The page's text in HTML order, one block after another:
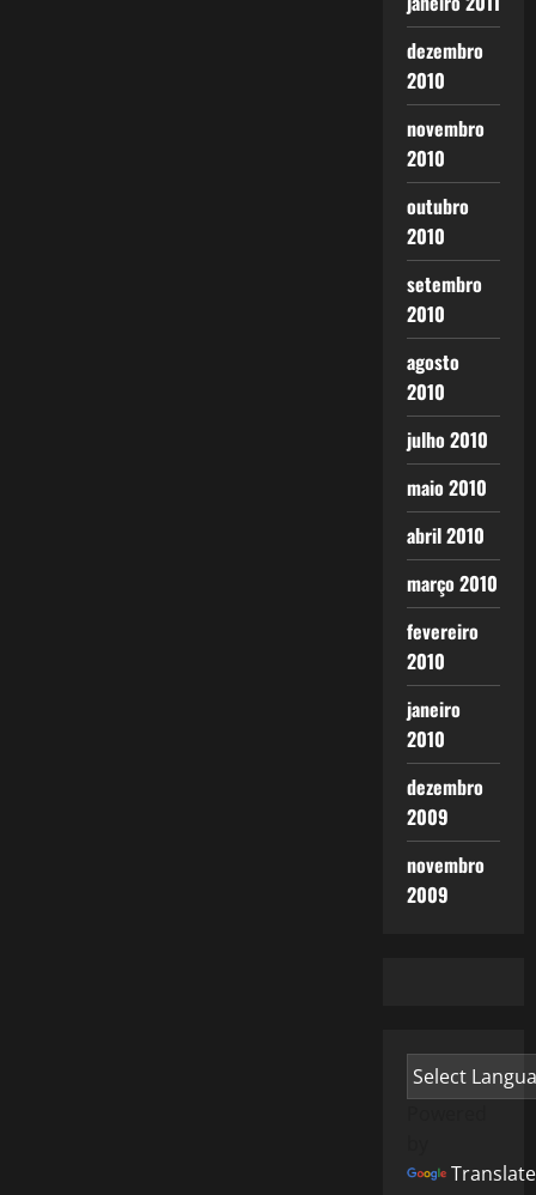
dezembro
2010
novembro
2010
outubro
2010
setembro
2010
agosto
2010
julho 2010
maio 2010
abril 2010
março 2010
fevereiro
2010
janeiro
2010
dezembro
2009
novembro
2009
Translate